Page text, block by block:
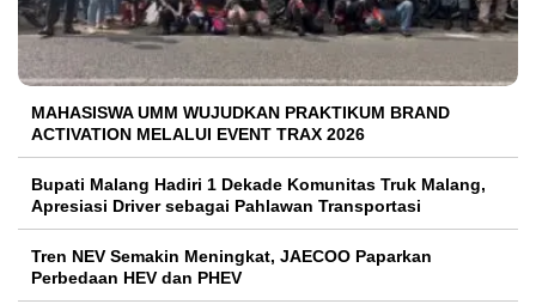
MAHASISWA UMM WUJUDKAN PRAKTIKUM BRAND
ACTIVATION MELALUI EVENT TRAX 2026
Bupati Malang Hadiri 1 Dekade Komunitas Truk Malang,
Apresiasi Driver sebagai Pahlawan Transportasi
Tren NEV Semakin Meningkat, JAECOO Paparkan
Perbedaan HEV dan PHEV